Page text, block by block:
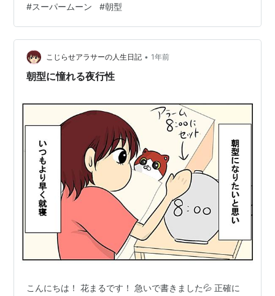
#スーパームーン #朝型
こじらせアラサーの人生日記 • 1年前
朝型に憧れる夜行性
こんにちは！ 花まるです！ 急いで書きました💦 正確に